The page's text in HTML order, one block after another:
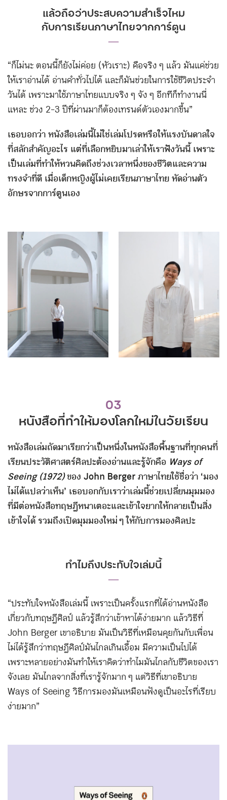
แล้วถือว่าประสบความสำเร็จไหม
กับการเรียนภาษาไทยจากการ์ตูน
―
“ก็ไม่นะ ตอนนี้ก็ยังไม่ค่อย (หัวเราะ) คือจริง ๆ แล้ว มันแค่ช่วย
ให้เราอ่านได้ อ่านคำทั่วไปได้ และก็มันช่วยในการใช้ชีวิตประจำ
วันได้ เพราะมาใช้ภาษาไทยแบบจริง ๆ จัง ๆ อีกทีก็ทำงานนี่
แหละ ช่วง 2-3 ปีที่ผ่านมาก็ต้องเทรนด์ตัวเองมากขึ้น”
เธอบอกว่า หนังสือเล่มนี้ไม่ใช่เล่มโปรดหรือให้แรงบันดาลใจ
ที่สลักสำคัญอะไร แต่ที่เลือกหยิบมาเล่าให้เราฟังวันนี้ เพราะ
เป็นเล่มที่ทำให้หวนคิดถึงช่วงเวลาหนึ่งของชีวิตและความ
ทรงจำที่ดี เมื่อเด็กหญิงผู้ไม่เคยเรียนภาษาไทย หัดอ่านตัว
อักษรจากการ์ตูนเอง
03
หนังสือที่ทำให้มองโลกใหม่ในวัยเรียน
หนังสือเล่มถัดมาเรียกว่าเป็นหนึ่งในหนังสือพื้นฐานที่ทุกคนที่
เรียนประวัติศาสตร์ศิลปะต้องอ่านและรู้จักคือ Ways of
Seeing (1972)ของ John Berger ภาษาไทยใช้ชื่อว่า ‘มอง
ไม่ได้แปลว่าเห็น’ เธอบอกกับเราว่าเล่มนี้ช่วยเปลี่ยนมุมมอง
ที่มีต่อหนังสือทฤษฎีหนาเตอะและเข้าใจยากให้กลายเป็นสิ่ง
เข้าใจได้ รวมถึงเปิดมุมมองใหม่ ๆ ให้กับการมองศิลปะ
ทำไมถึงประทับใจเล่มนี้
―
“ประทับใจหนังสือเล่มนี้ เพราะเป็นครั้งแรกที่ได้อ่านหนังสือ
เกี่ยวกับทฤษฎีศิลป์ แล้วรู้สึกว่าเข้าหาได้ง่ายมาก แล้ววิธีที่
John Berger เขาอธิบาย มันเป็นวิธีที่เหมือนคุยกันกับเพื่อน
ไม่ได้รู้สึกว่าทฤษฎีศิลป์มันไกลเกินเอื้อม มีความเป็นไปได้
เพราะหลายอย่างมันทำให้เราคิดว่าทำไมมันไกลกับชีวิตของเรา
จังเลย มันไกลจากสิ่งที่เรารู้จักมาก ๆ แต่วิธีที่เขาอธิบาย
Ways of Seeing วิธีการมองมันเหมือนฟังดูเป็นอะไรที่เรียบ
ง่ายมาก”